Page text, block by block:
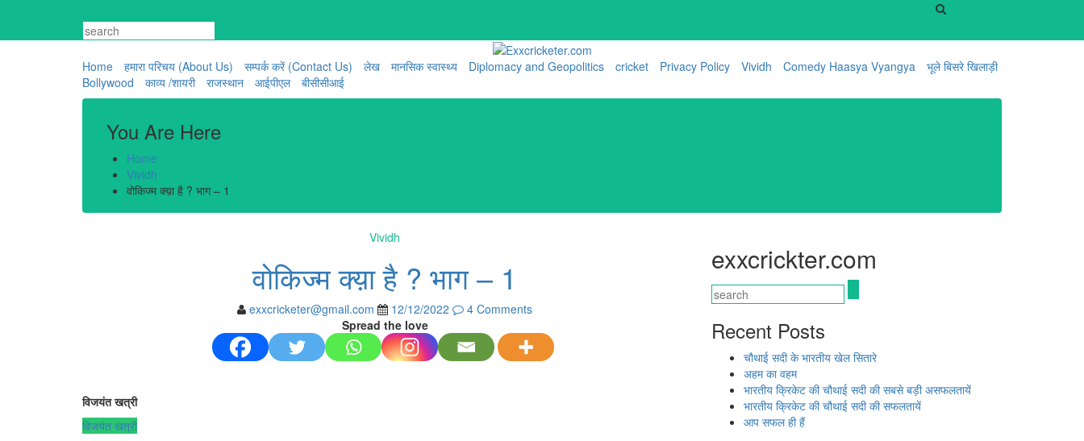
content
Home
हमारा परिचय (About Us) सम्पर्क करें (Contact Us) लेख मानसिक स्वास्थ्य Diplomacy and Geopolitics cricket Privacy Policy Vividh Comedy Haasya Vyangya
भूले बिसरे खिलाड़ी
Bollywood
काव्य /शायरी राजस्थान आईपीएल बीसीसीआई
You Are Here
Home
Vividh
वोकिज्म क्य़ा है ? भाग – 1
Vividh
वोकिज्म क्य़ा है ? भाग – 1
exxcricketer@gmail.com 12/12/2022
4 Comments
Spread the love
विजयंत खत्री
विजयंत खत्री
exxcrickter.com
Recent Posts
चौथाई सदी के भारतीय खेल सितारे
अहम का वहम
भारतीय क्रिकेट की चौथाई सदी की सबसे बड़ी असफलतायें
भारतीय क्रिकेट की चौथाई सदी की सफलतायें
आप सफल ही हैं